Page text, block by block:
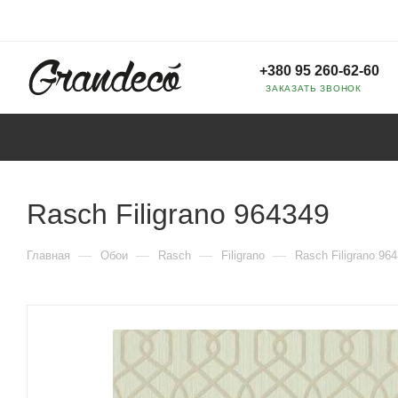
+380 95 260-62-60
ЗАКАЗАТЬ ЗВОНОК
Rasch Filigrano 964349
Главная — Обои — Rasch — Filigrano — Rasch Filigrano